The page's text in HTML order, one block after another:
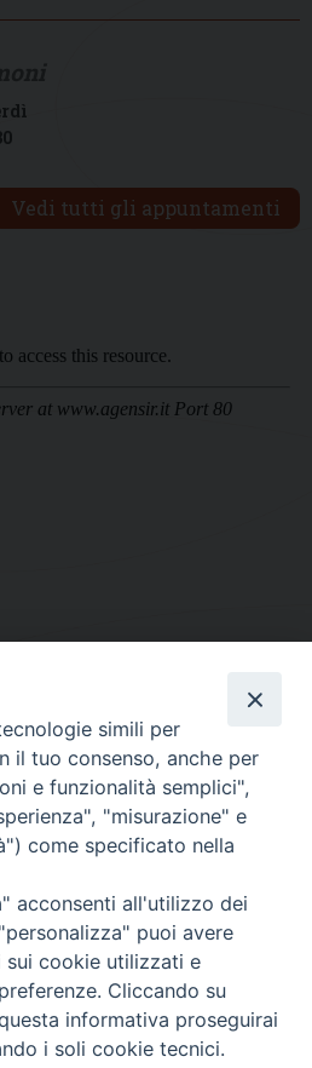
Vedi tutti gli appuntamenti
DI ALBANO
- Fax.: 06.9323844
al Venerdì Ore: 9:00 - 13:00
Venerdì, Ore 9:30 - 12:30
di Albano
© 2021
simili per
il tuo consenso, anche per
e funzionalità semplici",
"misurazione" e
come specificato nella
acconsenti all'utilizzo dei
puoi avere
cookie utilizzati e
Cliccando su
informativa proseguirai
i soli cookie tecnici.